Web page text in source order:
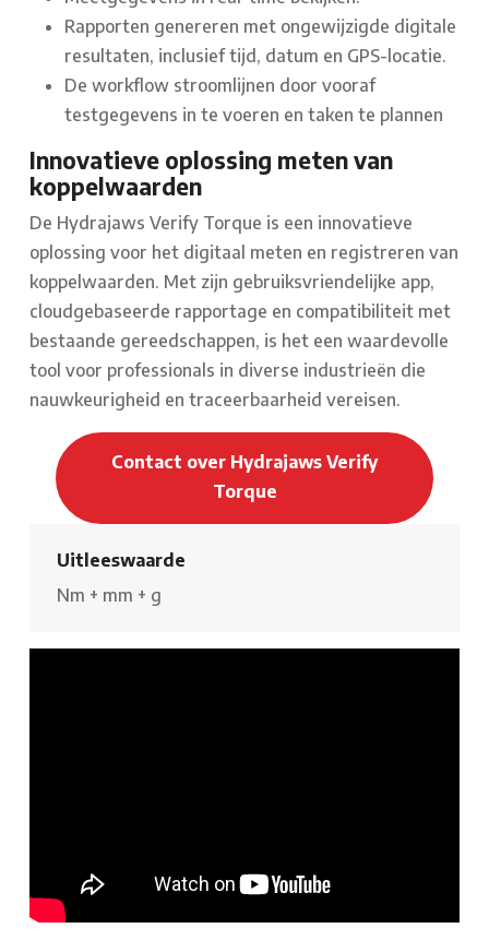
Rapporten genereren met ongewijzigde digitale
resultaten, inclusief tijd, datum en GPS-locatie.
De workflow stroomlijnen door vooraf
testgegevens in te voeren en taken te plannen
Innovatieve oplossing meten van
koppelwaarden
De Hydrajaws Verify Torque is een innovatieve
oplossing voor het digitaal meten en registreren van
koppelwaarden. Met zijn gebruiksvriendelijke app,
cloudgebaseerde rapportage en compatibiliteit met
bestaande gereedschappen, is het een waardevolle
tool voor professionals in diverse industrieën die
nauwkeurigheid en traceerbaarheid vereisen.
Contact over Hydrajaws Verify
Torque
Uitleeswaarde
Nm + mm + g